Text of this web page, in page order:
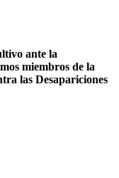
ante la
miembros de la
las Desapariciones